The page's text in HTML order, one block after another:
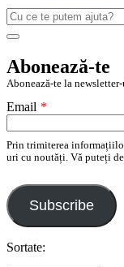
Caută
după:
Search
Abonează-te
Abonează-te la
Email *
Prin trimiterea
uri cu noutăți. Vă puteți
Subscribe
Sortate: